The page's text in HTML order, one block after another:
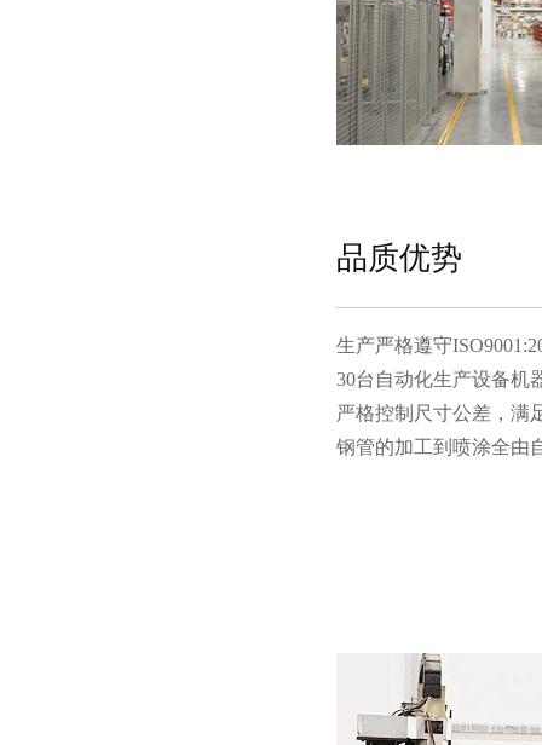
品质优势
生产严格遵守
30台自动化生产设备机器人
严格控制尺寸公差，满
钢管的加工到喷涂全由自